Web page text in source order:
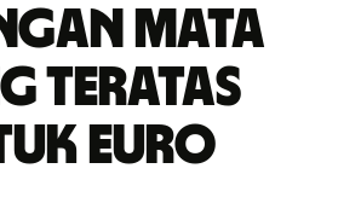
mata
teratas
Euro